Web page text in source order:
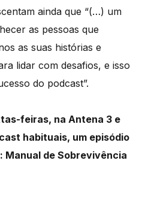
ainda que “(…) um
as pessoas que
as suas histórias e
lidar com desafios, e isso
do podcast”.
feiras, na Antena 3 e
habituais, um episódio
Manual de Sobrevivência